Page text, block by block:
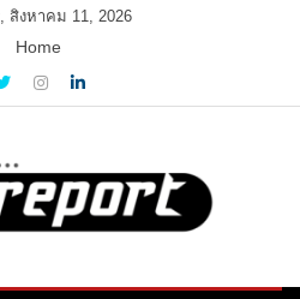
สิงหาคม 11, 2026
Home